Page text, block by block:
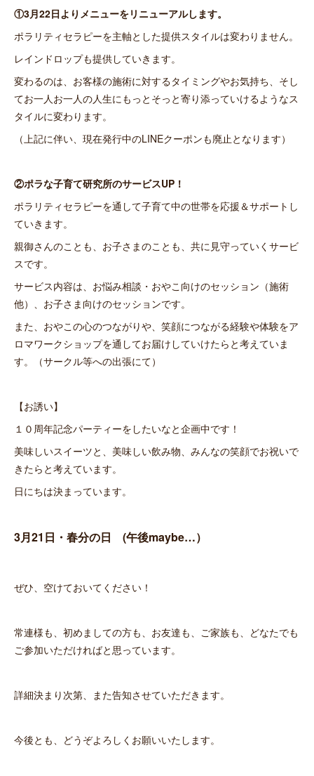
①3月22日よりメニューをリニューアルします。
ポラリティセラピーを主軸とした提供スタイルは変わりません。
レインドロップも提供していきます。
変わるのは、お客様の施術に対するタイミングやお気持ち、そし
てお一人お一人の人生にもっとそっと寄り添っていけるようなス
タイルに変わります。
（上記に伴い、現在発行中のLINEクーポンも廃止となります）
②ポラな子育て研究所のサービスUP！
ポラリティセラピーを通して子育て中の世帯を応援＆サポートし
ていきます。
親御さんのことも、お子さまのことも、共に見守っていくサービ
スです。
サービス内容は、お悩み相談・おやこ向けのセッション（施術
他）、お子さま向けのセッションです。
また、おやこの心のつながりや、笑顔につながる経験や体験をア
ロマワークショップを通してお届けしていけたらと考えていま
す。（サークル等への出張にて）
【お誘い】
１０周年記念パーティーをしたいなと企画中です！
美味しいスイーツと、美味しい飲み物、みんなの笑顔でお祝いで
きたらと考えています。
日にちは決まっています。
3月21日・春分の日 (午後maybe…）
ぜひ、空けておいてください！
常連様も、初めましての方も、お友達も、ご家族も、どなたでも
ご参加いただければと思っています。
詳細決まり次第、また告知させていただきます。
今後とも、どうぞよろしくお願いいたします。